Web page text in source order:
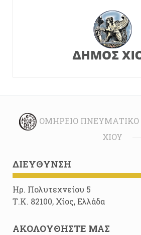
ΟΜΉΡΕΙΟ
ΧΊΟΥ
ΔΙΕΎΘΥΝΣΗ
Ηρ. Πολυτεχνείου 5
Τ.Κ. 82100, Χίος, Ελλάδα
ΑΚΟΛΟΥΘΉΣΤΕ ΜΑΣ